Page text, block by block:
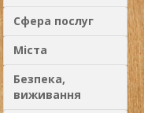
Сфера послуг
Міста
Безпека,
виживання